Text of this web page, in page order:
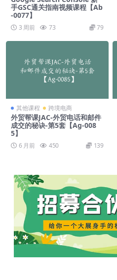
手GSC通关指南视频课程【Ab
-0077】
3 周前 73 79
其他课程 跨境电商
外贸帮课JAC-外贸电话和邮件
成交的秘诀-第5套【Ag-008
5】
6 月前 450 139